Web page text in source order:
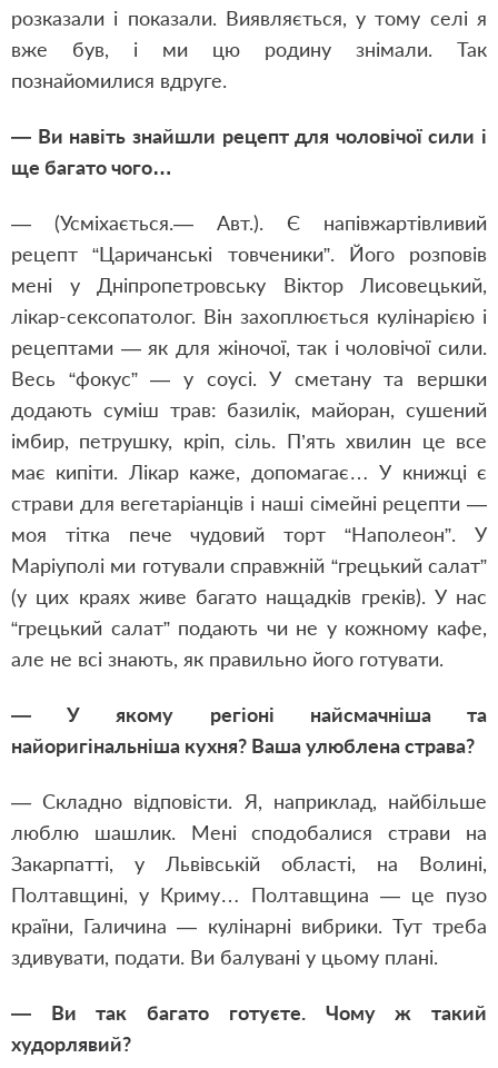
розказали і показали. Виявляється, у тому селі я
вже був, і ми цю родину знімали. Так
познайомилися вдруге.
— Ви навіть знайшли рецепт для чоловічої сили і
ще багато чого…
— (Усміхається.— Авт.). Є напівжартівливий
рецепт “Царичанські товченики”. Його розповів
мені у Дніпропетровську Віктор Лисовецький,
лікар-сексопатолог. Він захоплюється кулінарією і
рецептами — як для жіночої, так і чоловічої сили.
Весь “фокус” — у соусі. У сметану та вершки
додають суміш трав: базилік, майоран, сушений
імбир, петрушку, кріп, сіль. П’ять хвилин це все
має кипіти. Лікар каже, допомагає… У книжці є
страви для вегетаріанців і наші сімейні рецепти —
моя тітка пече чудовий торт “Наполеон”. У
Маріуполі ми готували справжній “грецький салат”
(у цих краях живе багато нащадків греків). У нас
“грецький салат” подають чи не у кожному кафе,
але не всі знають, як правильно його готувати.
— У якому регіоні найсмачніша та
найоригінальніша кухня? Ваша улюблена страва?
— Cкладно відповісти. Я, наприклад, найбільше
люблю шашлик. Мені сподобалися страви на
Закарпатті, у Львівській області, на Волині,
Полтавщині, у Криму… Полтавщина — це пузо
країни, Галичина — кулінарні вибрики. Тут треба
здивувати, подати. Ви балувані у цьому плані.
— Ви так багато готуєте. Чому ж такий
худорлявий?